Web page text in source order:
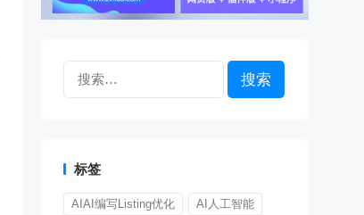
标签
AIAI编写Listing优化 AI人工智能